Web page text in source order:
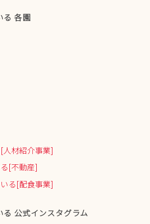
る 各園
人材紹介事業]
[不動産]
る[配食事業]
公式インスタグラム